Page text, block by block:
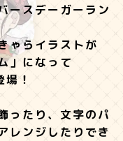
ースデーガーラン
ゃらイラストが
」になって
！
ったり、文字のパ
レンジしたりでき